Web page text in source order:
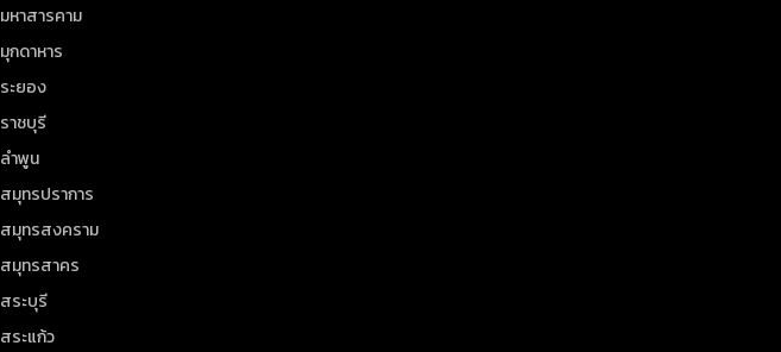
มหาสารคาม
มุกดาหาร
ระยอง
ราชบุรี
ลำพูน
สมุทรปราการ
สมุทรสงคราม
สมุทรสาคร
สระบุรี
สระแก้ว